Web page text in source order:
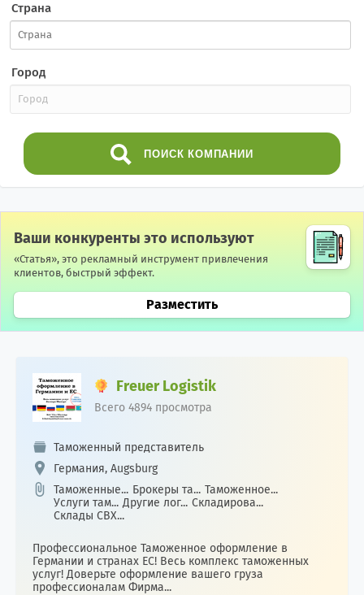
Страна
Город
ПОИСК КОМПАНИИ
Ваши конкуренты это используют
«Статья», это рекламный инструмент привлечения
клиентов, быстрый эффект.
Разместить
Freuer Logistik
Всего 4894 просмотра
Таможенный представитель
Германия, Augsburg
Таможенные... Брокеры та... Таможенное...
Услуги там... Другие лог... Складирова...
Склады СВХ...
Профессиональное Таможенное оформление в
Германии и странах ЕС! Весь комплекс таможенных
услуг! Доверьте оформление вашего груза
профессионалам Фирма...